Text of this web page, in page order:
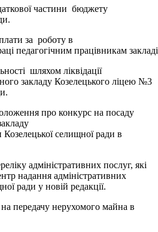
частини бюджету
за роботу в
педагогічним працівникам
шляхом ліквідації
закладу Козелецького ліцею №3
про конкурс на посаду
Козелецької селищної ради в
адміністративних послуг, які
надання адміністративних
ради у новій редакції.
передачу нерухомого майна в